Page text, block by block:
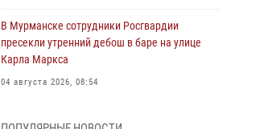
В Мурманске сотрудники Росгвардии
пресекли утренний дебош в баре на улице
Карла Маркса
04 августа 2026, 08:54